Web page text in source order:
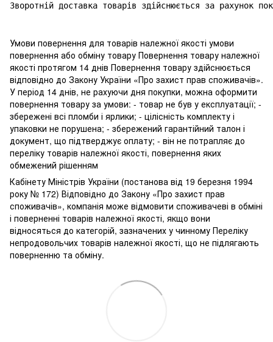
Зворотній доставка товарів здійснюється за рахунок
Умови повернення для товарів належної якості умови
повернення або обміну товару Повернення товару належної
якості протягом 14 днів Повернення товару здійснюється
відповідно до Закону України «Про захист прав споживачів».
У період 14 днів, не рахуючи дня покупки, можна оформити
повернення товару за умови: - товар не був у експлуатації; -
збережені всі пломби і ярлики; - цілісність комплекту і
упаковки не порушена; - збережений гарантійний талон і
документ, що підтверджує оплату; - він не потрапляє до
переліку товарів належної якості, повернення яких
обмежений рішенням
Кабінету Міністрів України (постанова від 19 березня 1994
року № 172) Відповідно до Закону «Про захист прав
споживачів», компанія може відмовити споживачеві в обміні
і поверненні товарів належної якості, якщо вони
відносяться до категорій, зазначених у чинному Переліку
непродовольчих товарів належної якості, що не підлягають
поверненню та обміну.